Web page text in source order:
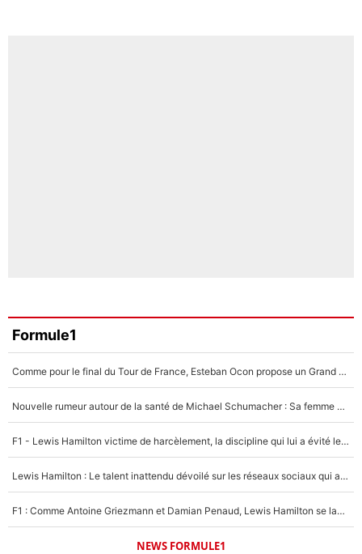
Formule1
Comme pour le final du Tour de France, Esteban Ocon propose un Grand Prix de Formule 1 à Paris : «Autour de l’Arc de Triomphe, ce serait génial» !
Nouvelle rumeur autour de la santé de Michael Schumacher : Sa femme Corinna sort du silence
F1 - Lewis Hamilton victime de harcèlement, la discipline qui lui a évité le pire : «J'aurais probablement mal tourné»
Lewis Hamilton : Le talent inattendu dévoilé sur les réseaux sociaux qui a impressionné Kim Kardashian pendant leurs vacances en amoureux !
F1 : Comme Antoine Griezmann et Damian Penaud, Lewis Hamilton se lance dans le business des cartes à collectionner !
NEWS FORMULE1